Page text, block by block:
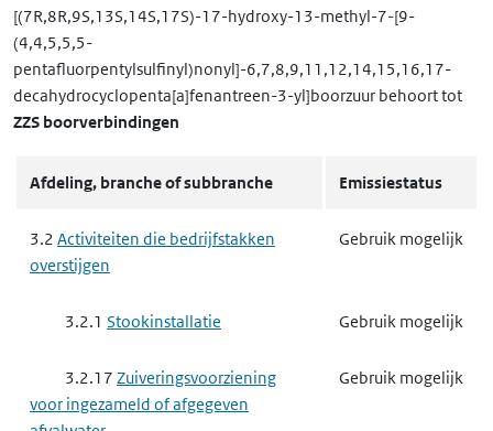
[(7R,8R,9S,13S,14S,17S)-17-hydroxy-13-methyl-7-[9-
(4,4,5,5,5-
pentafluorpentylsulfinyl)nonyl]-6,7,8,9,11,12,14,15,16,17-
decahydrocyclopenta[a]fenantreen-3-yl]boorzuur behoort tot
ZZS boorverbindingen
Afdeling, branche of subbranche Emissiestatus
3.2 Activiteiten die bedrijfstakken
overstijgen
Gebruik mogelijk
3.2.1 Stookinstallatie Gebruik mogelijk
3.2.17 Zuiveringsvoorziening
voor ingezameld of afgegeven
Gebruik mogelijk